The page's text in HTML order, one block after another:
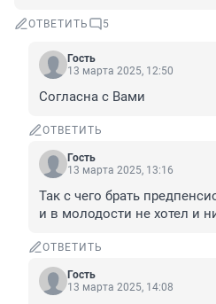
ОТВЕТИТЬ 5
Гость
13 марта 2025, 12:50
Согласна с Вами
ОТВЕТИТЬ
Гость
13 марта 2025, 13:16
Так с чего брать
и в молодости не хотел и
ОТВЕТИТЬ
Гость
13 марта 2025, 14:08